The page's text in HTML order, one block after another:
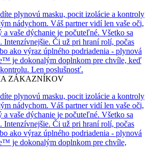
plynovú masku, pocit izolácie a kontroly
nádychom. Váš partner vidí len vaše oči,
a vaše dýchanie je počuteľné. Všetko sa
Intenzívnejšie. Či už pri hraní rolí, počas
ako výraz úplného podriadenia - plynová
je dokonalým doplnkom pre chvíle, keď
Len poslušnosť.
ZÁKAZNÍKOV
plynovú masku, pocit izolácie a kontroly
nádychom. Váš partner vidí len vaše oči,
a vaše dýchanie je počuteľné. Všetko sa
Intenzívnejšie. Či už pri hraní rolí, počas
ako výraz úplného podriadenia - plynová
je dokonalým doplnkom pre chvíle,